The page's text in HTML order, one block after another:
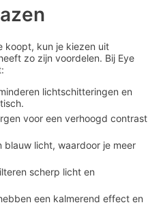
koopt, kun je kiezen uit
zo zijn voordelen. Bij Eye
lichtschitteringen en
voor een verhoogd contrast
blauw licht, waardoor je meer
scherp licht en
een kalmerend effect en